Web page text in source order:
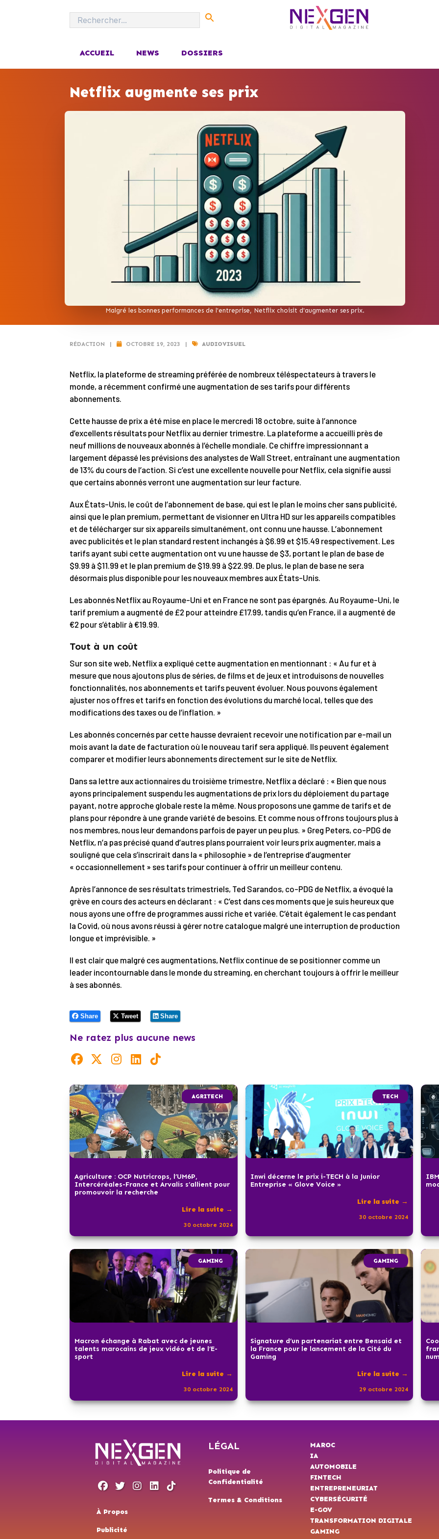
ACCUEIL NEWS DOSSIERS
Netflix augmente ses prix
Malgré les bonnes performances de l'entreprise, Netflix choisit d'augmenter ses prix.
RÉDACTION | OCTOBRE 19, 2023 | AUDIOVISUEL
Netflix, la plateforme de streaming préférée de nombreux téléspectateurs à travers le
monde, a récemment confirmé une augmentation de ses tarifs pour différents
abonnements.
Cette hausse de prix a été mise en place le mercredi 18 octobre, suite à l’annonce
d’excellents résultats pour Netflix au dernier trimestre. La plateforme a accueilli près de
neuf millions de nouveaux abonnés à l’échelle mondiale. Ce chiffre impressionnant a
largement dépassé les prévisions des analystes de Wall Street, entraînant une augmentation
de 13% du cours de l’action. Si c’est une excellente nouvelle pour Netflix, cela signifie aussi
que certains abonnés verront une augmentation sur leur facture.
Aux États-Unis, le coût de l’abonnement de base, qui est le plan le moins cher sans publicité,
ainsi que le plan premium, permettant de visionner en Ultra HD sur les appareils compatibles
et de télécharger sur six appareils simultanément, ont connu une hausse. L’abonnement
avec publicités et le plan standard restent inchangés à $6.99 et $15.49 respectivement. Les
tarifs ayant subi cette augmentation ont vu une hausse de $3, portant le plan de base de
$9.99 à $11.99 et le plan premium de $19.99 à $22.99. De plus, le plan de base ne sera
désormais plus disponible pour les nouveaux membres aux États-Unis.
Les abonnés Netflix au Royaume-Uni et en France ne sont pas épargnés. Au Royaume-Uni, le
tarif premium a augmenté de £2 pour atteindre £17.99, tandis qu’en France, il a augmenté de
€2 pour s’établir à €19.99.
Tout à un coût
Sur son site web, Netflix a expliqué cette augmentation en mentionnant : « Au fur et à
mesure que nous ajoutons plus de séries, de films et de jeux et introduisons de nouvelles
fonctionnalités, nos abonnements et tarifs peuvent évoluer. Nous pouvons également
ajuster nos offres et tarifs en fonction des évolutions du marché local, telles que des
modifications des taxes ou de l’inflation. »
Les abonnés concernés par cette hausse devraient recevoir une notification par e-mail un
mois avant la date de facturation où le nouveau tarif sera appliqué. Ils peuvent également
comparer et modifier leurs abonnements directement sur le site de Netflix.
Dans sa lettre aux actionnaires du troisième trimestre, Netflix a déclaré : « Bien que nous
ayons principalement suspendu les augmentations de prix lors du déploiement du partage
payant, notre approche globale reste la même. Nous proposons une gamme de tarifs et de
plans pour répondre à une grande variété de besoins. Et comme nous offrons toujours plus à
nos membres, nous leur demandons parfois de payer un peu plus. » Greg Peters, co-PDG de
Netflix, n’a pas précisé quand d’autres plans pourraient voir leurs prix augmenter, mais a
souligné que cela s’inscrirait dans la « philosophie » de l’entreprise d’augmenter
« occasionnellement » ses tarifs pour continuer à offrir un meilleur contenu.
Après l’annonce de ses résultats trimestriels, Ted Sarandos, co-PDG de Netflix, a évoqué la
grève en cours des acteurs en déclarant : « C’est dans ces moments que je suis heureux que
nous ayons une offre de programmes aussi riche et variée. C’était également le cas pendant
la Covid, où nous avons réussi à gérer notre catalogue malgré une interruption de production
longue et imprévisible. »
Il est clair que malgré ces augmentations, Netflix continue de se positionner comme un
leader incontournable dans le monde du streaming, en cherchant toujours à offrir le meilleur
à ses abonnés.
Share Tweet Share
Ne ratez plus aucune news
AGRITECH
Agriculture : OCP Nutricrops, l’UM6P,
Intercéréales-France et Arvalis s’allient pour
promouvoir la recherche
Lire la suite →
30 octobre 2024
TECH
Inwi décerne le prix i-TECH à la Junior
Entreprise « Glove Voice »
Lire la suite →
30 octobre 2024
GAMING
Macron échange à Rabat avec de jeunes
talents marocains de jeux vidéo et de l’E-
sport
Lire la suite →
30 octobre 2024
GAMING
Signature d’un partenariat entre Bensaid et
la France pour le lancement de la Cité du
Gaming
Lire la suite →
29 octobre 2024
À Propos
Publicité
LÉGAL
Politique de
Confidentialité
Termes & Conditions
MAROC
IA
AUTOMOBILE
FINTECH
ENTREPRENEURIAT
CYBERSÉCURITÉ
E-GOV
TRANSFORMATION DIGITALE
GAMING